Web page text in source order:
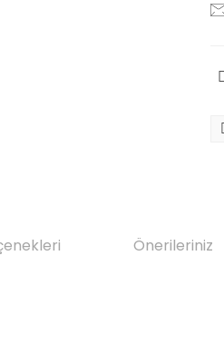
Önerileriniz